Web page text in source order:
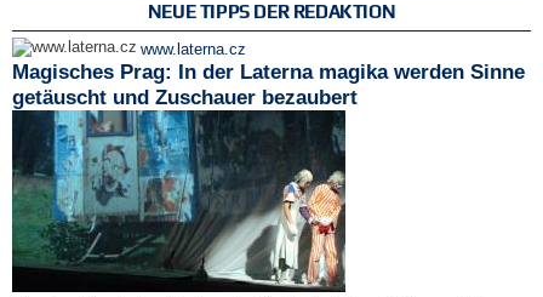
NEUE TIPPS DER REDAKTION
www.laterna.cz
Magisches Prag: In der Laterna magika werden Sinne
getäuscht und Zuschauer bezaubert